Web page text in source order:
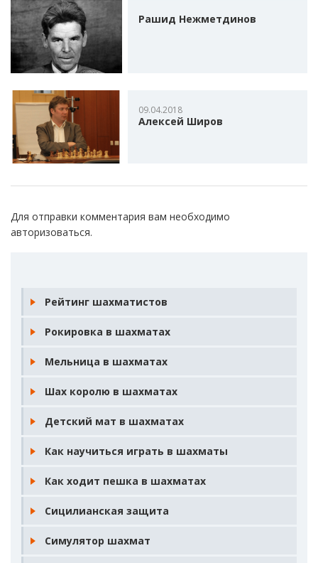
Рашид Нежметдинов
09.04.2018
Алексей Широв
Для отправки комментария вам необходимо
авторизоваться.
Рейтинг шахматистов
Рокировка в шахматах
Мельница в шахматах
Шах королю в шахматах
Детский мат в шахматах
Как научиться играть в шахматы
Как ходит пешка в шахматах
Сицилианская защита
Симулятор шахмат